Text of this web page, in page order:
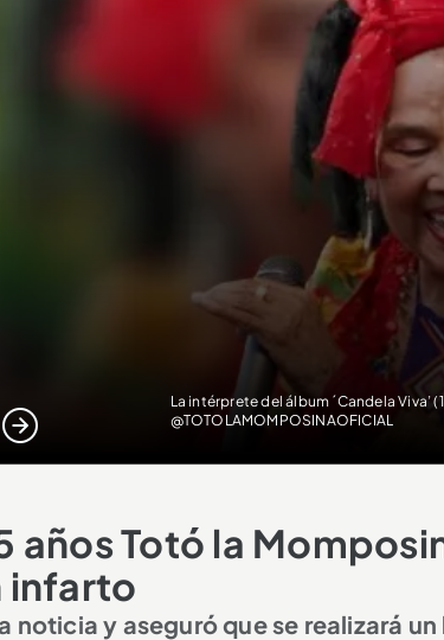
La intérprete del álbum ´Candela Viva’
@TOTOLAMOMPOSINAOFICIAL
años Totó la
infarto
noticia y aseguró que se realizará un